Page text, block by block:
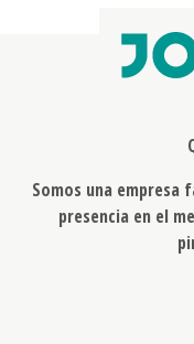
Somos una empresa
presencia en el